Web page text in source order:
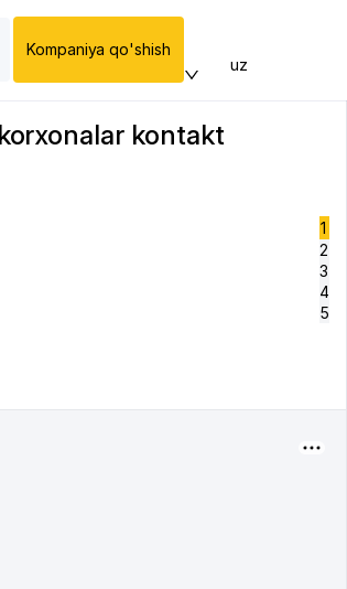
Kompaniya qo'shish
uz
kontakt
1
2
3
4
5